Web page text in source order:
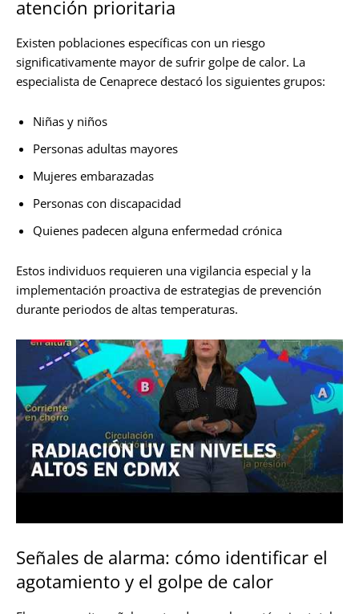
atención prioritaria
Existen poblaciones específicas con un riesgo
significativamente mayor de sufrir golpe de calor. La
especialista de Cenaprece destacó los siguientes grupos:
Niñas y niños
Personas adultas mayores
Mujeres embarazadas
Personas con discapacidad
Quienes padecen alguna enfermedad crónica
Estos individuos requieren una vigilancia especial y la
implementación proactiva de estrategias de prevención
durante periodos de altas temperaturas.
Señales de alarma: cómo identificar el
agotamiento y el golpe de calor